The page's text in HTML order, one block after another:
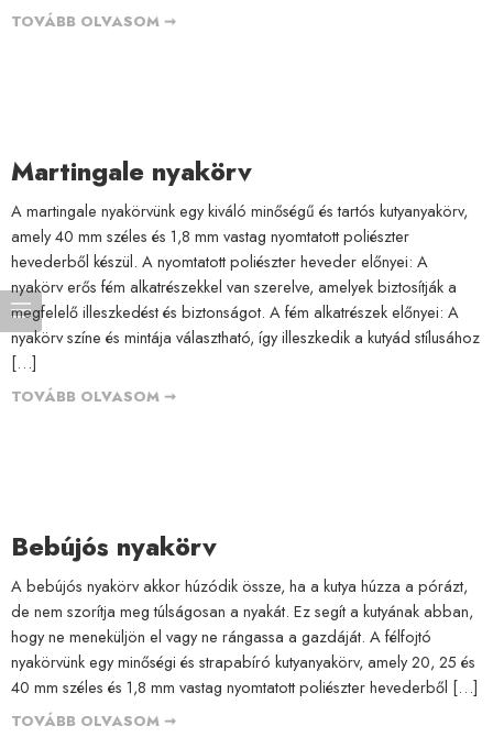
TOVÁBB OLVASOM ➞
Martingale nyakörv
A martingale nyakörvünk egy kiváló minőségű és tartós kutyanyakörv,
amely 40 mm széles és 1,8 mm vastag nyomtatott poliészter
hevederből készül. A nyomtatott poliészter heveder előnyei: A
nyakörv erős fém alkatrészekkel van szerelve, amelyek biztosítják a
megfelelő illeszkedést és biztonságot. A fém alkatrészek előnyei: A
nyakörv színe és mintája választható, így illeszkedik a kutyád stílusához
[…]
TOVÁBB OLVASOM ➞
Bebújós nyakörv
A bebújós nyakörv akkor húzódik össze, ha a kutya húzza a pórázt,
de nem szorítja meg túlságosan a nyakát. Ez segít a kutyának abban,
hogy ne meneküljön el vagy ne rángassa a gazdáját. A félfojtó
nyakörvünk egy minőségi és strapabíró kutyanyakörv, amely 20, 25 és
40 mm széles és 1,8 mm vastag nyomtatott poliészter hevederből […]
TOVÁBB OLVASOM ➞